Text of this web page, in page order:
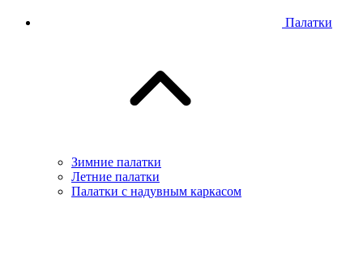
Палатки
Зимние палатки
Летние палатки
Палатки с надувным каркасом